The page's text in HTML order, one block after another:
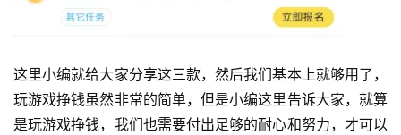
这里小编就给大家分享这三款，然后我们基本上就够用了，
玩游戏挣钱虽然非常的简单，但是小编这里告诉大家，就算
是玩游戏挣钱，我们也需要付出足够的耐心和努力，才可以